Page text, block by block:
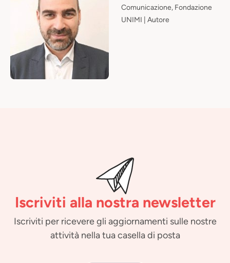
Comunicazione, Fondazione
UNIMI | Autore
Iscriviti alla nostra newsletter
Iscriviti per ricevere gli aggiornamenti sulle nostre
attività nella tua casella di posta